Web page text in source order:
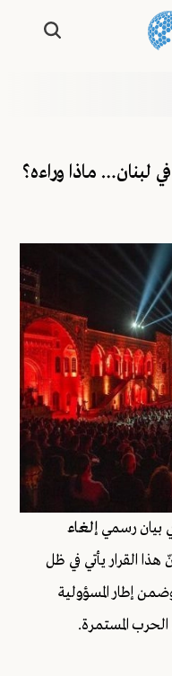
لبنان… ماذا وراءه؟
بيان رسميإلغاء
هذا القرار يأتي في ظل
إطار المسؤولية
الحرب المستمرة.